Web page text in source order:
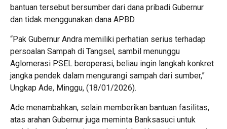
bantuan tersebut bersumber dari dana pribadi Gubernur
dan tidak menggunakan dana APBD.
“Pak Gubernur Andra memiliki perhatian serius terhadap
persoalan Sampah di Tangsel, sambil menunggu
Aglomerasi PSEL beroperasi, beliau ingin langkah konkret
jangka pendek dalam mengurangi sampah dari sumber,”
Ungkap Ade, Minggu, (18/01/2026).
Ade menambahkan, selain memberikan bantuan fasilitas,
atas arahan Gubernur juga meminta Banksasuci untuk